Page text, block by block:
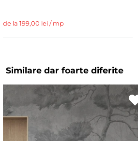
de la 199,00 lei / mp
Similare dar foarte diferite